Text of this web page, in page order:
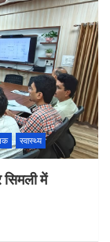
स्वास्थ्य
सिमली में